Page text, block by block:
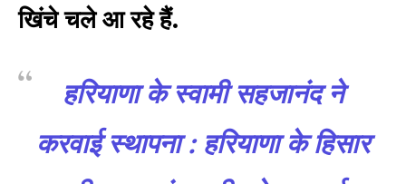
खिंचे चले आ रहे हैं.
हरियाणा के स्वामी सहजानंद ने
करवाई स्थापना : हरियाणा के हिसार